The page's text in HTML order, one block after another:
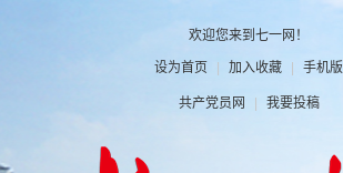
欢迎您来到七一网！
设为首页 | 加入收藏 | 手机版
共产党员网 | 我要投稿